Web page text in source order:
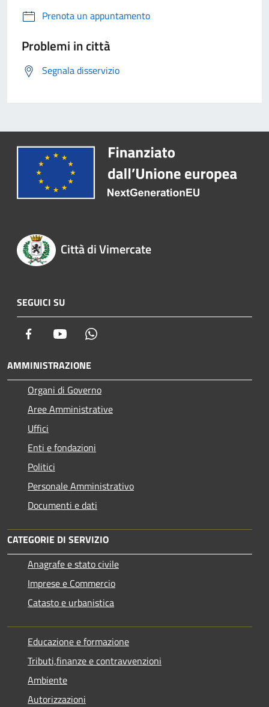
Prenota un appuntamento
Problemi in città
Segnala disservizio
Città di Vimercate
SEGUICI SU
Facebook Youtube
AMMINISTRAZIONE
Organi di Governo
Aree Amministrative
Uffici
Enti e fondazioni
Politici
Personale Amministrativo
Documenti e dati
CATEGORIE DI SERVIZIO
Anagrafe e stato civile
Imprese e Commercio
Catasto e urbanistica
Educazione e formazione
Tributi,finanze e contravvenzioni
Ambiente
Autorizzazioni